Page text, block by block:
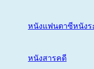
หนังแฟนตาซีหนัง
หนังสารคดี